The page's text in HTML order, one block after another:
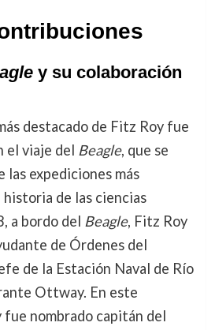
y su colaboración
destacado de Fitz Roy fue
el viaje del Beagle, que se
las expediciones más
de las ciencias
a bordo del Beagle, Fitz Roy
de Órdenes del
de la Estación Naval de Río
Ottway. En este
nombrado capitán del